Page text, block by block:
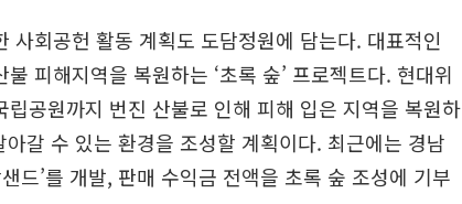
사회공헌 활동 계획도 도담정원에 담는다. 대표적인
피해지역을 복원하는 ‘초록 숲’ 프로젝트다. 현대위
공원까지 번진 산불로 인해 피해 입은 지역을 복원하
갈 수 있는 환경을 조성할 계획이다. 최근에는 경남
드’를 개발, 판매 수익금 전액을 초록 숲 조성에 기부